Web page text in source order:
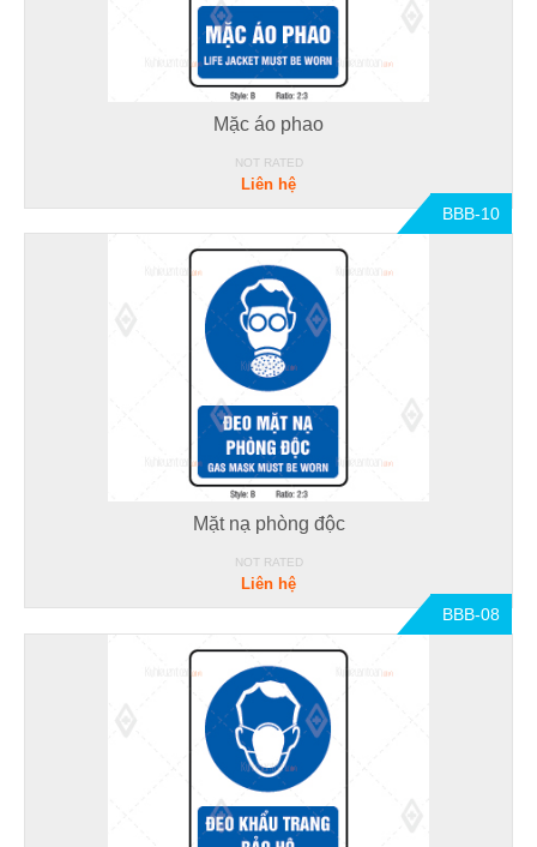
Mặc áo phao
NOT RATED
Liên hệ
BBB-10
Mặt nạ phòng độc
NOT RATED
Liên hệ
BBB-08